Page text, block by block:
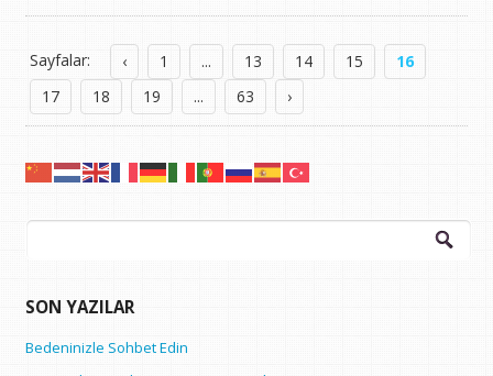
Sayfalar: ‹ 1 ... 13 14 15
16
17
18 19 ... 63 ›
Arama:
SON YAZILAR
Bedeninizle Sohbet Edin